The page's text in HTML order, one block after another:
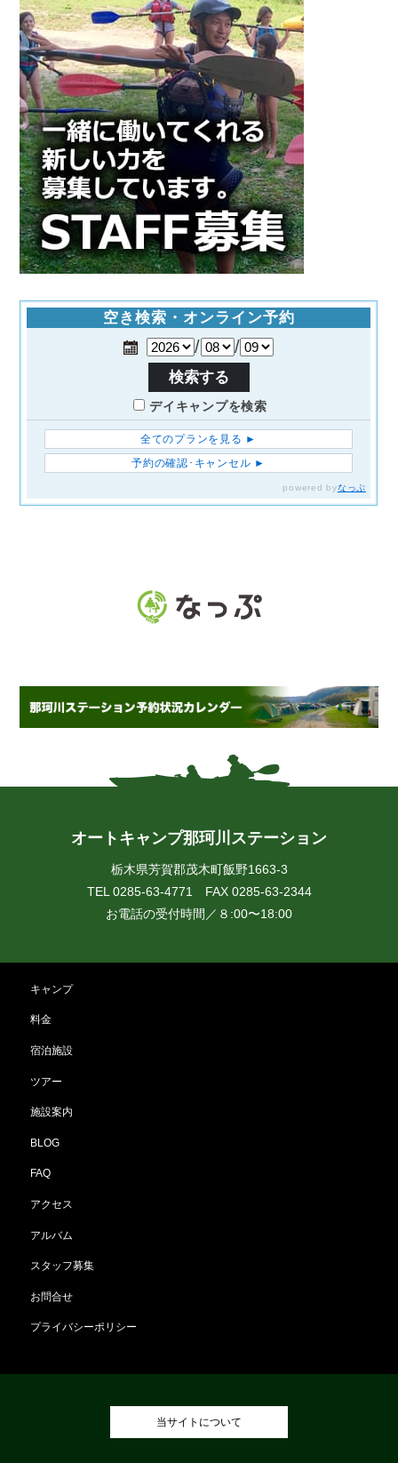
オートキャンプ那珂川ステーション
栃木県芳賀郡茂木町飯野1663-3
TEL 0285-63-4771 FAX 0285-63-2344
お電話の受付時間／８:00〜18:00
キャンプ
料金
宿泊施設
ツアー
施設案内
BLOG
FAQ
アクセス
アルバム
スタッフ募集
お問合せ
プライバシーポリシー
当サイトについて